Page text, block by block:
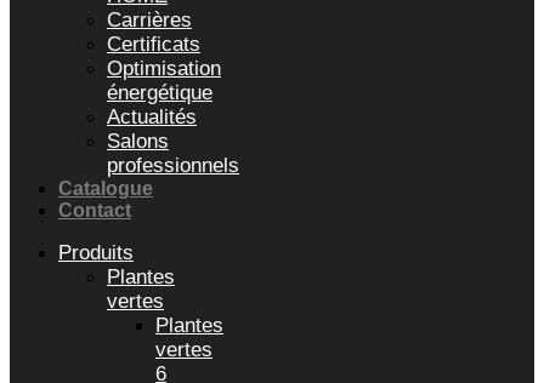
Carrières
Certificats
Optimisation
énergétique
Actualités
Salons
professionnels
Catalogue
Contact
Produits
Plantes
vertes
Plantes
vertes
6